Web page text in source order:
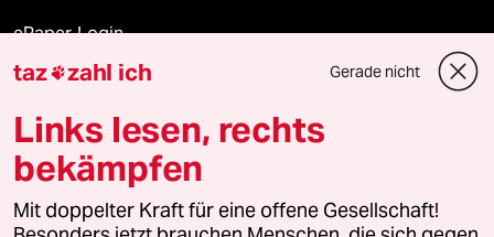
ePaper Login
Downloads für Abonnierende
© 2026 taz Verlags und Vertriebs GmbH
Alle Rechte vorbehalten. Bei rechtlichen Fragen oder für Genehmigungen
wenden Sie sich bitte an
lizenzen@taz.de
taz zahl ich Gerade nicht
Links lesen, rechts
bekämpfen
Mit doppelter Kraft für eine offene Gesellschaft!